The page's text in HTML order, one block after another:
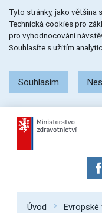
na
menu
na
obsah
na
patičku
stránky
Tyto stránky, jako většina
Technická cookies pro
pro vyhodnocování
Souhlasíte s užitím
Souhlasím
Úvod